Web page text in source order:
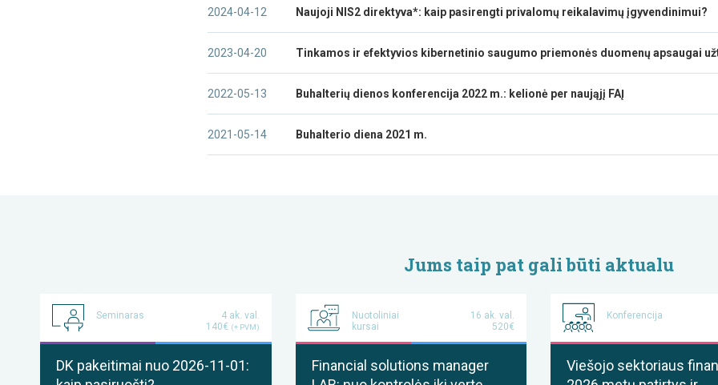
2024-04-12 Naujoji NIS2 direktyva*: kaip pasirengti privalomų reikalavimų įgyvendinimui?
2023-04-20 Tinkamos ir efektyvios kibernetinio saugumo priemonės duomenų apsaugai
2022-05-13 Buhalterių dienos konferencija 2022 m.: kelionė per naująjį FAĮ
2021-05-14 Buhalterio diena 2021 m.
Jums taip pat gali būti aktualu
Seminaras
4 ak. val.
140€ (+ PVM)
DK pakeitimai nuo 2026-11-01:
Nuotoliniai
kursai
16 ak. val.
520€
Financial solutions manager
Konferencija
Viešojo sektoriaus